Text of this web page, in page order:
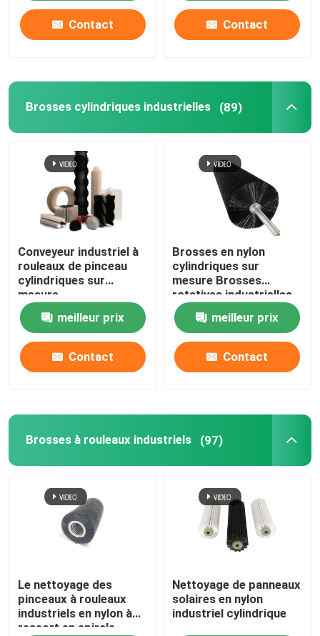
Contact Contact
Brosses cylindriques industrielles (89)
Conveyeur industriel à
rouleaux de pinceau
cylindriques sur
mesure
meilleur prix
Contact
Brosses en nylon
cylindriques sur
mesure Brosses
rotatives industrielles
meilleur prix
Contact
Brosses à rouleaux industriels (97)
Le nettoyage des
pinceaux à rouleaux
industriels en nylon à
ressort en spirale
Nettoyage de panneaux
solaires en nylon
industriel cylindrique